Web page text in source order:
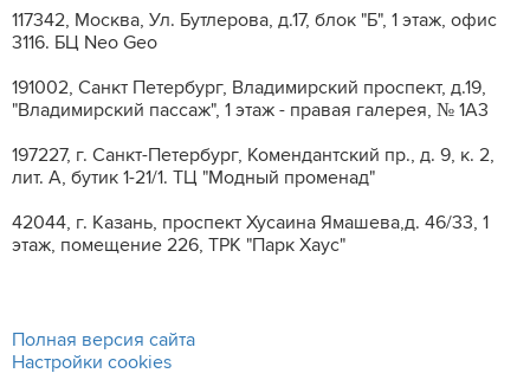
117342, Москва, Ул. Бутлерова, д.17, блок "Б", 1 этаж, офис
3116. БЦ Neo Geo
191002, Санкт Петербург, Владимирский проспект, д.19,
"Владимирский пассаж", 1 этаж - правая галерея, № 1А3
197227, г. Санкт-Петербург, Комендантский пр., д. 9, к. 2,
лит. A, бутик 1-21/1. ТЦ "Модный променад"
42044, г. Казань, проспект Хусаина Ямашева,д. 46/33, 1
этаж, помещение 226, ТРК "Парк Хаус"
Полная версия сайта
Настройки cookies